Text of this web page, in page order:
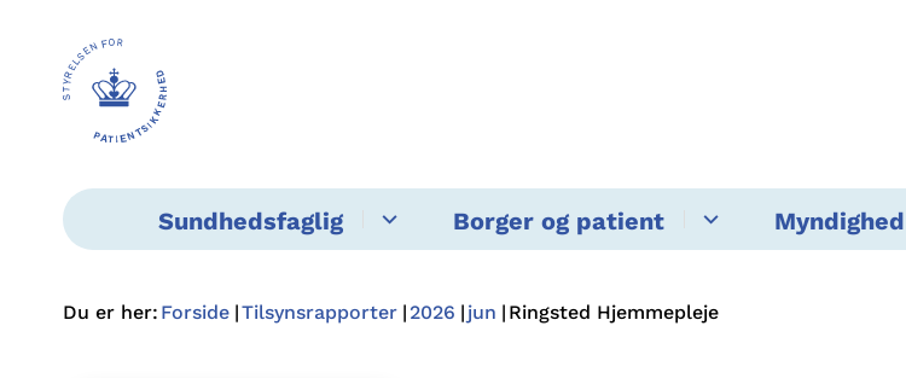
Sundhedsfaglig Borger og patient Myndighed
Du er her: Forside Tilsynsrapporter 2026 jun Ringsted Hjemmepleje